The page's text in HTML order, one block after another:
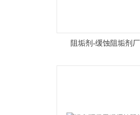
阻垢剂-缓蚀阻垢剂